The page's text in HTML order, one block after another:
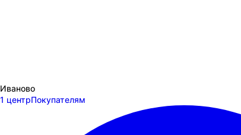
Иваново
1 центрПокупателям